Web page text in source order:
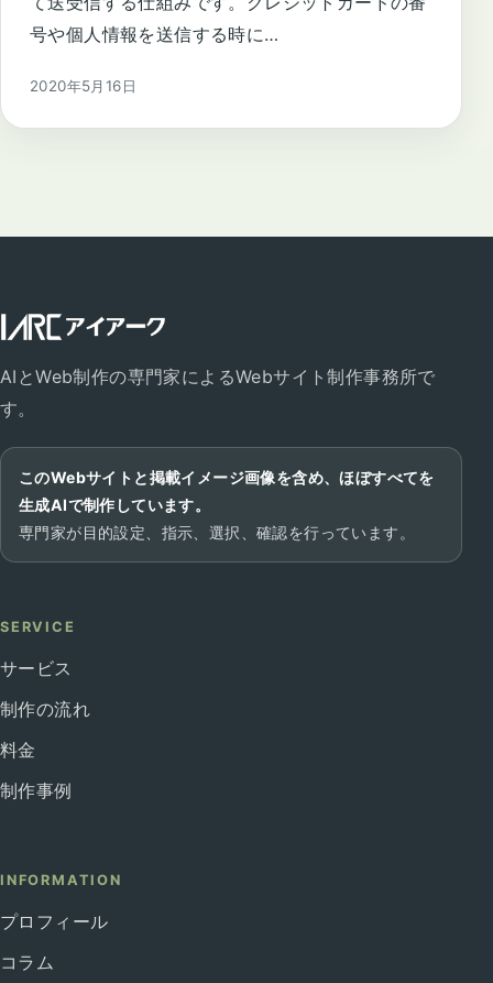
号や個人情報を送信する時に…
2020年5月16日
AIとWeb制作の専門家によるWebサイト制作事務所で
す。
このWebサイトと掲載イメージ画像を含め、ほぼすべてを
生成AIで制作しています。
専門家が目的設定、指示、選択、確認を行っています。
SERVICE
サービス
制作の流れ
料金
制作事例
INFORMATION
プロフィール
コラム